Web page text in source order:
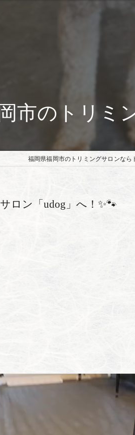
市のトリミ
福岡県福岡市のトリミングサロンなら
ロン「udog」へ！✨🐾